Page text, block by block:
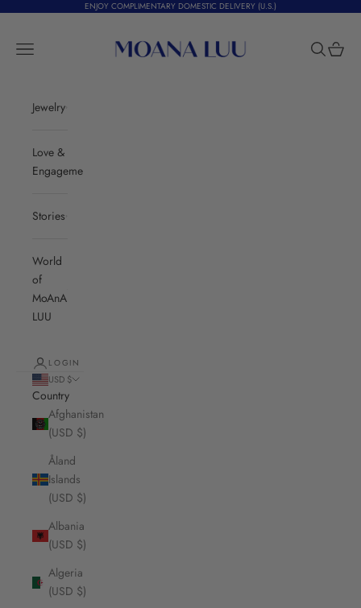
ENJOY COMPLIMENTARY DOMESTIC DELIVERY (U.S.)
Navigation menu
Search
Cart
Jewelry
Love &
Engagement
Stories
World
of
MoAnA
LUU
LOGIN
USD $
Country
Afghanistan
(USD $)
Åland
Islands
(USD $)
Albania
(USD $)
Algeria
(USD $)